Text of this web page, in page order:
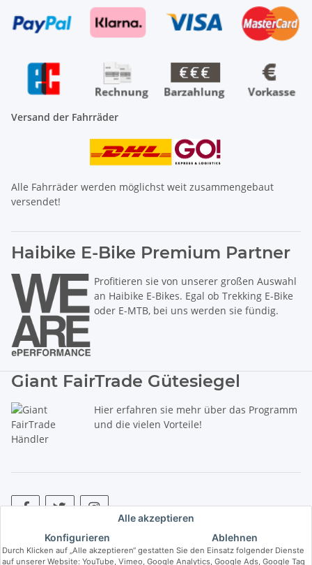
Alle akzeptieren
Konfigurieren
Ablehnen
Durch Klicken auf „Alle akzeptieren“ gestatten Sie den Einsatz folgender Dienste
auf unserer Website: YouTube, Vimeo, Google Analytics, Google Ads, Google Tag
Versand der Fahrräder
Alle Fahrräder werden möglichst weit zusammengebaut
versendet!
Haibike E-Bike Premium Partner
Profitieren sie von unserer großen Auswahl
an Haibike E-Bikes. Egal ob Trekking E-Bike
oder E-MTB, bei uns werden sie fündig.
Giant FairTrade Gütesiegel
Hier erfahren sie mehr über das Programm
und die vielen Vorteile!
* Alle Preise inkl. gesetzlicher USt., zzgl.
. ** Hierbei handelt es
sich um die unverbindliche Preisempfehlung des Herstellers (kurz UVP).